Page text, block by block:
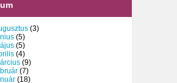
(3)
(5)
(5)
(4)
(9)
(7)
(18)